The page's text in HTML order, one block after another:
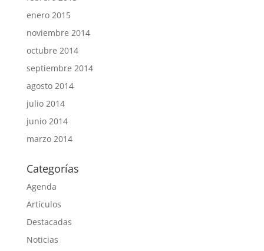
enero 2015
noviembre 2014
octubre 2014
septiembre 2014
agosto 2014
julio 2014
junio 2014
marzo 2014
Categorías
Agenda
Artículos
Destacadas
Noticias